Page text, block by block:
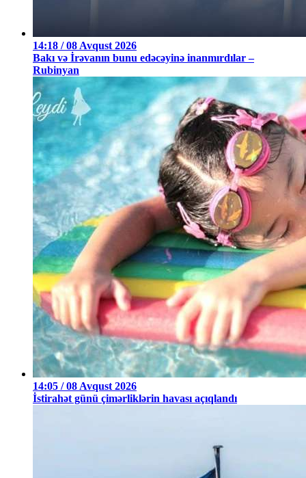
14:18 / 08 Avqust 2026
Bakı və İrəvanın bunu edəcəyinə inanmırdılar –
Rubinyan
14:05 / 08 Avqust 2026
İstirahət günü çimərliklərin havası açıqlandı